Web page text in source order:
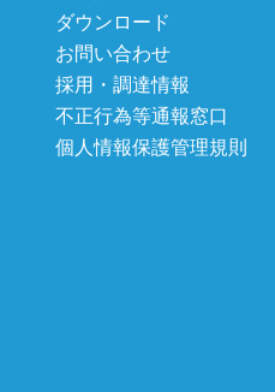
ダウンロード
お問い合わせ
採用・調達情報
不正行為等通報窓口
個人情報保護管理規則